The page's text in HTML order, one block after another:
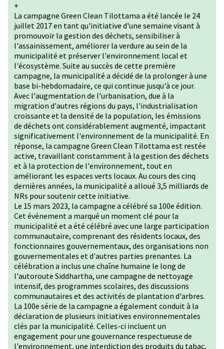
+
La campagne Green Clean Tilottama a été lancée le 24
juillet 2017 en tant qu'initiative d'une semaine visant à
promouvoir la gestion des déchets, sensibiliser à
l'assainissement, améliorer la verdure au sein de la
municipalité et préserver l'environnement local et
l'écosystème. Suite au succès de cette première
campagne, la municipalité a décidé de la prolonger à une
base bi-hebdomadaire, ce qui continue jusqu'à ce jour.
Avec l'augmentation de l'urbanisation, due à la
migration d'autres régions du pays, l'industrialisation
croissante et la densité de la population, les émissions
de déchets ont considérablement augmenté, impactant
significativement l'environnement de la municipalité. En
réponse, la campagne Green Clean Tilottama est restée
active, travaillant constamment à la gestion des déchets
et à la protection de l'environnement, tout en
améliorant les espaces verts locaux. Au cours des cinq
dernières années, la municipalité a alloué 3,5 milliards de
NRs pour soutenir cette initiative.
Le 15 mars 2023, la campagne a célébré sa 100e édition.
Cet événement a marqué un moment clé pour la
municipalité et a été célébré avec une large participation
communautaire, comprenant des résidents locaux, des
fonctionnaires gouvernementaux, des organisations non
gouvernementales et d'autres parties prenantes. La
célébration a inclus une chaîne humaine le long de
l'autoroute Siddhartha, une campagne de nettoyage
intensif, des programmes scolaires, des discussions
communautaires et des activités de plantation d'arbres.
La 100e série de la campagne a également conduit à la
déclaration de plusieurs initiatives environnementales
clés par la municipalité. Celles-ci incluent un
engagement pour une gouvernance respectueuse de
l'environnement, une interdiction des produits du tabac,